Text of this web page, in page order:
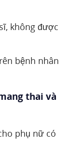
không được
bệnh nhân
thai và
phụ nữ có